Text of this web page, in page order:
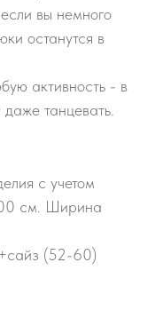
вы немного
останутся в
активность - в
танцевать.
с учетом
см. Ширина
(52-60)